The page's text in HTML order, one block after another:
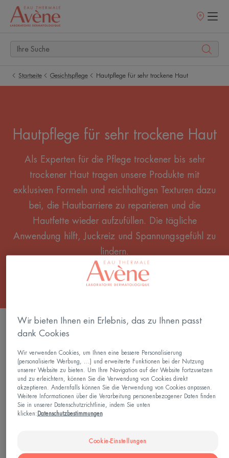
Startseite Gesichtspflege Hautpflege für sehr trockene Haut
Hautpflege für sehr trockene Haut
Als Experten für die Pflege trockener bis sehr
trockener Haut tragen unsere Produkte mit
exklusiven Formeln und reichhaltigen Texturen dazu
bei, die Hautbarriere zu reparieren und die
Hautfette wieder aufzufüllen. Die tägliche
Anwendung hilft, Juckreiz und Spannungsgefühl zu
lindern.
4 Ergebnisse "Hautpflege für sehr trockene
Haut"
Creme
XERACALM
A.D
Beruhigendes
Konzentrat
Wir bieten Ihnen ein Erlebnis, das zu Ihnen passt
dank Cookies
Wir verwenden Cookies, um Ihnen eine bessere Personalisierung
(personalisierte Werbung, ...) und erweiterte Funktionen bei der Nutzung
unserer Website zu bieten. Um Ihre Navigation auf der Website fortzusetzen
und zu erleichtern, können Sie die Verwendung von Cookies direkt
akzeptieren. Andernfalls können Sie die Verwendung von Cookies anpassen.
Weitere Informationen über die Verarbeitung personenbezogener Daten finden
Sie in unserer Datenschutzrichtlinie, indem Sie unten
klicken: Datenschutzbestimmungen
Cookie-Einstellungen